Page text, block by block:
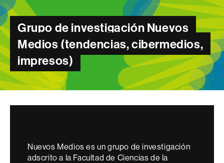
Grupo de investigación Nuevos
Medios (tendencias, cibermedios,
impresos)
Nuevos Medios es un grupo de investigación
adscrito a la Facultad de Ciencias de la